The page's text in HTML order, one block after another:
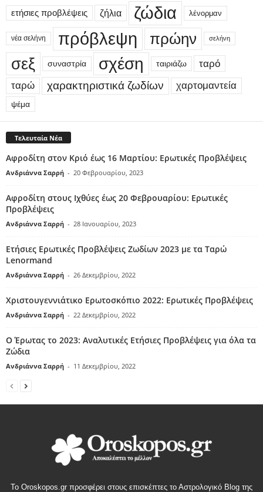
ετήσιες προβλέψεις ζήλια ζώδια λένορμαν
νέα σελήνη πρόβλεψη πρώην σελήνη
σεξ συναστρία σχέση ταιριάζω ταρό
ταρώ χαρακτηριστικά ζωδίων χαρτομαντεία
ψέμα
Τελευταία Νέα
Αφροδίτη στον Κριό έως 16 Μαρτίου: Ερωτικές Προβλέψεις
Ανδριάννα Σαρρή - 20 Φεβρουαρίου, 2023
Αφροδίτη στους Ιχθύες έως 20 Φεβρουαρίου: Ερωτικές
Προβλέψεις
Ανδριάννα Σαρρή - 28 Ιανουαρίου, 2023
Ετήσιες Ερωτικές Προβλέψεις Ζωδίων 2023 με τα Ταρώ
Lenormand
Ανδριάννα Σαρρή - 26 Δεκεμβρίου, 2022
Χριστουγεννιάτικο Ερωτοσκόπιο 2022: Ερωτικές Προβλέψεις
Ανδριάννα Σαρρή - 22 Δεκεμβρίου, 2022
Ο Έρωτας το 2023: Αναλυτικές Ετήσιες Προβλέψεις για όλα τα
Ζώδια
Ανδριάννα Σαρρή - 11 Δεκεμβρίου, 2022
Το Oroskopos.gr προσφέρει στους επισκέπτες το Αστρολογικό Blog της